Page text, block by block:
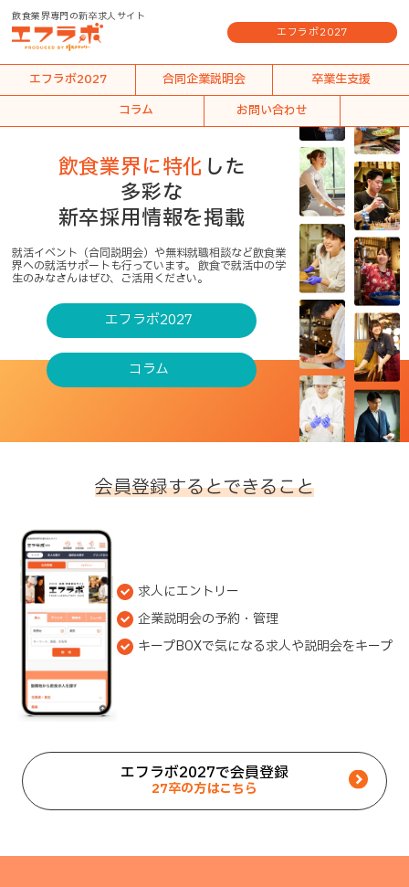
飲食業界専門の新卒求人サイト
エフラボ2027
エフラボ2027 合同企業説明会
卒業生支援
コラム
お問い合わせ
飲食業界に特化 した
多彩な
新卒採用情報を掲載
就活イベント（合同説明会）や無料就職相談など飲食業
界への就活サポートも行っています。 飲食で就活中の学
生のみなさんはぜひ、ご活用ください。
エフラボ2027
コラム
会員登録するとできること
求人にエントリー
企業説明会の予約・管理
キープBOXで気になる求人や説明会をキープ
エフラボ2027で会員登録
27卒の方はこちら